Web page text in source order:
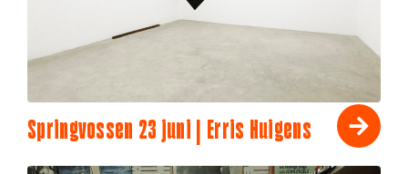
Springvossen 23 juni | Erris Huigens